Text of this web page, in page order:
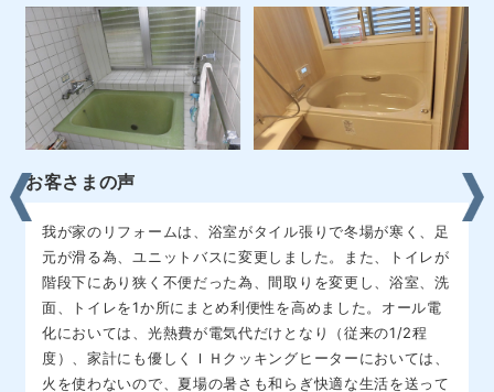
張・ＬＥＤ照明・オール電化工事・他
お客さまの声
ＩＨクッキングヒーターはとても使いやすくお掃除が簡単、
玄関も電子キータイプの為、ボタンを押すだけで鍵が開くの
で荷物の多いときや子供が小さいので抱っこしているときな
どとても便利です。また、キッチンの照明をＬＥＤ照明にか
えて室内がとても明るくなって満足しています。